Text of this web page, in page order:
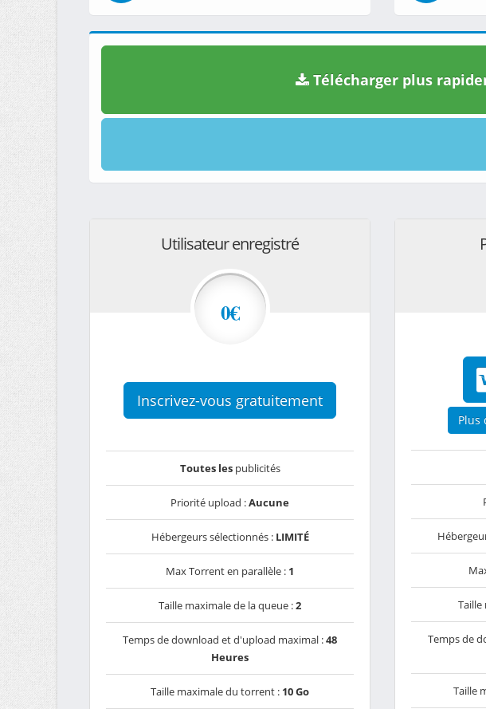
Télécharger plus
Utilisateur enregistré
0€
Inscrivez-vous gratuitement
Toutes lespublicités
Priorité upload :Aucune
Hébergeurs sélectionnés : LIMITÉ
Max Torrent en parallèle : 1
Taille maximale de la queue :2
Temps de download et d'upload maximal :48
Heures
Taille maximale du torrent : 10 Go
Plus
Temps de
Taille